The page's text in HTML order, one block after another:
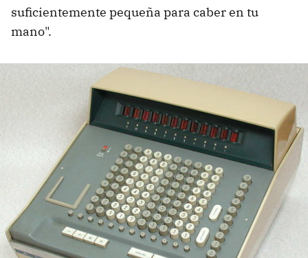
suficientemente pequeña para caber en tu
mano".